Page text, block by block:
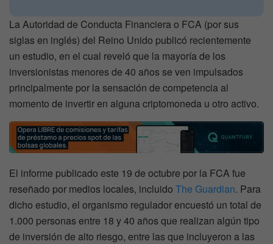
La Autoridad de Conducta Financiera o FCA (por sus
siglas en inglés) del Reino Unido publicó recientemente
un estudio, en el cual reveló que la mayoría de los
inversionistas menores de 40 años se ven impulsados
principalmente por la sensación de competencia al
momento de invertir en alguna criptomoneda u otro activo.
El informe publicado este 19 de octubre por la FCA fue
reseñado por medios locales, incluido The Guardian. Para
dicho estudio, el organismo regulador encuestó un total de
1.000 personas entre 18 y 40 años que realizan algún tipo
de inversión de alto riesgo, entre las que incluyeron a las